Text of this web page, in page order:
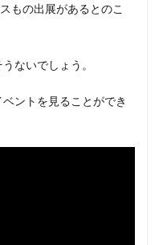
もの出展があるとのこ
ないでしょう。
ントを見ることができ